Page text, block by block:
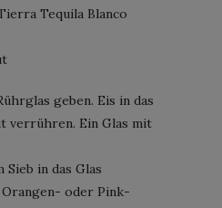
Tequila Blanco
geben. Eis in das
verrühren. Ein Glas mit
in das Glas
oder Pink-